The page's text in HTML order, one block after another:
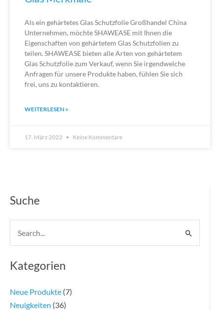
Suche
Suchen
nach:
Kategorien
Neue Produkte (7)
Neuigkeiten (36)
Als ein gehärtetes Glas Schutzfolie Großhandel China
Unternehmen, möchte SHAWEASE mit Ihnen die
Eigenschaften von gehärtetem Glas Schutzfolien zu
teilen. SHAWEASE bieten alle Arten von gehärtetem
Glas Schutzfolie zum Verkauf, wenn Sie irgendwelche
Anfragen für unsere Produkte haben, fühlen Sie sich
frei, uns zu kontaktieren.
WEITERLESEN »
17. März 2022 Keine Kommentare